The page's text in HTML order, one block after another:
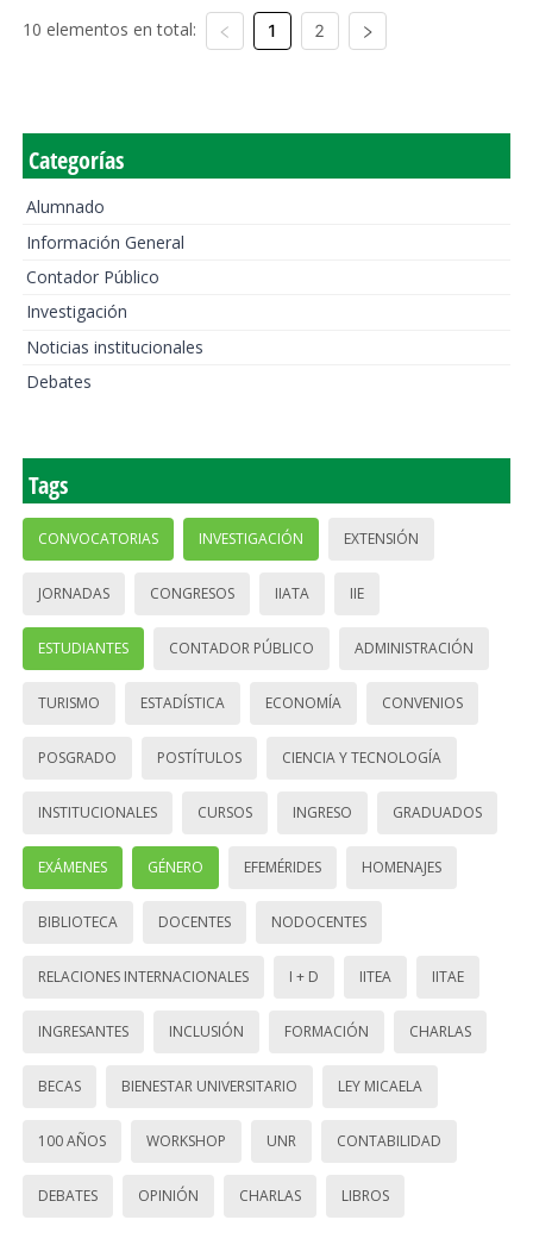
10 elementos en total: 1 2
Categorías
Alumnado
Información General
Contador Público
Investigación
Noticias institucionales
Debates
Tags
CONVOCATORIAS INVESTIGACIÓN EXTENSIÓN
JORNADAS CONGRESOS IIATA IIE
ESTUDIANTES CONTADOR PÚBLICO ADMINISTRACIÓN
TURISMO ESTADÍSTICA ECONOMÍA CONVENIOS
POSGRADO POSTÍTULOS CIENCIA Y TECNOLOGÍA
INSTITUCIONALES CURSOS INGRESO GRADUADOS
EXÁMENES GÉNERO EFEMÉRIDES HOMENAJES
BIBLIOTECA DOCENTES NODOCENTES
RELACIONES INTERNACIONALES I + D IITEA IITAE
INGRESANTES INCLUSIÓN FORMACIÓN CHARLAS
BECAS BIENESTAR UNIVERSITARIO LEY MICAELA
100 AÑOS WORKSHOP UNR CONTABILIDAD
DEBATES OPINIÓN CHARLAS LIBROS